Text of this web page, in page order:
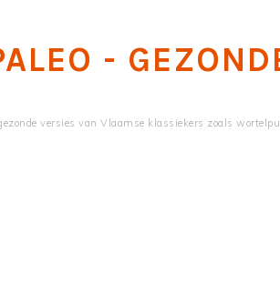
-
versies van Vlaamse klassiekers zoals